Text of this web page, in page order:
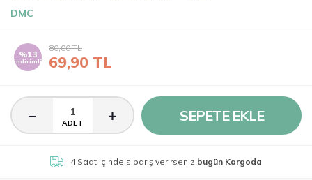
DMC
%13
indirimli 69,90 TL
80,00TL
ADET SEPETE EKLE
4 Saat içinde sipariş verirseniz bugün Kargoda